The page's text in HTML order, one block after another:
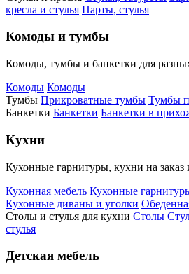
кресла и стулья Парты, стулья
Комоды и тумбы
Комоды, тумбы и банкетки для
Комоды Комоды
Тумбы Прикроватные тумбы Тумбы
Банкетки Банкетки Банкетки в
Кухни
Кухонные гарнитуры, кухни на
Кухонная мебель Кухонные
Кухонные диваны и уголки
Столы и стулья для кухни Столы
стулья
Детская мебель